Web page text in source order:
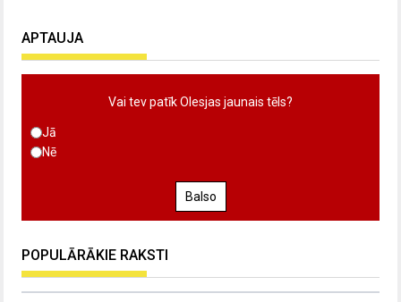
APTAUJA
Vai tev patīk Olesjas jaunais tēls?
Jā
Nē
Balso
POPULĀRĀKIE RAKSTI